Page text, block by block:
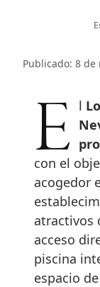
Publicado: 8
El
con el
acogedor
atractivos
acceso
piscina
espacio